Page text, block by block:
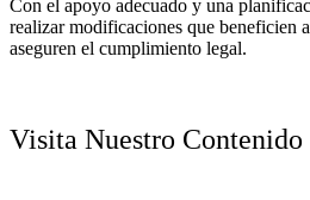
Con el apoyo adecuado y una
realizar modificaciones que beneficien
aseguren el cumplimiento legal.
Visita Nuestro